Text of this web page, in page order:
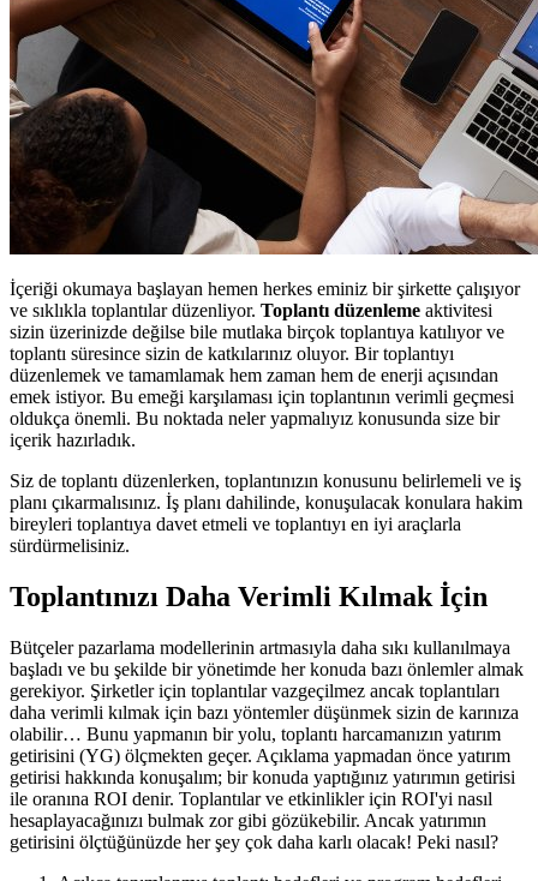
İçeriği okumaya başlayan hemen herkes eminiz bir şirkette çalışıyor
ve sıklıkla toplantılar düzenliyor. Toplantı düzenleme aktivitesi
sizin üzerinizde değilse bile mutlaka birçok toplantıya katılıyor ve
toplantı süresince sizin de katkılarınız oluyor. Bir toplantıyı
düzenlemek ve tamamlamak hem zaman hem de enerji açısından
emek istiyor. Bu emeği karşılaması için toplantının verimli geçmesi
oldukça önemli. Bu noktada neler yapmalıyız konusunda size bir
içerik hazırladık.
Siz de toplantı düzenlerken, toplantınızın konusunu belirlemeli ve iş
planı çıkarmalısınız. İş planı dahilinde, konuşulacak konulara hakim
bireyleri toplantıya davet etmeli ve toplantıyı en iyi araçlarla
sürdürmelisiniz.
Toplantınızı Daha Verimli Kılmak İçin
Bütçeler pazarlama modellerinin artmasıyla daha sıkı kullanılmaya
başladı ve bu şekilde bir yönetimde her konuda bazı önlemler almak
gerekiyor. Şirketler için toplantılar vazgeçilmez ancak toplantıları
daha verimli kılmak için bazı yöntemler düşünmek sizin de karınıza
olabilir… Bunu yapmanın bir yolu, toplantı harcamanızın yatırım
getirisini (YG) ölçmekten geçer. Açıklama yapmadan önce yatırım
getirisi hakkında konuşalım; bir konuda yaptığınız yatırımın getirisi
ile oranına ROI denir. Toplantılar ve etkinlikler için ROI'yi nasıl
hesaplayacağınızı bulmak zor gibi gözükebilir. Ancak yatırımın
getirisini ölçtüğünüzde her şey çok daha karlı olacak! Peki nasıl?